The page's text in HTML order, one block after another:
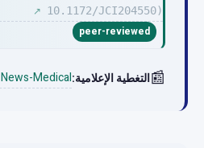
10.1172/JCI204550)
↗
peer-reviewed
📰التغطية الإعلامية:News-Medical